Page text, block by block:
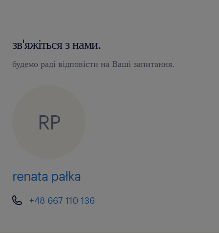
зв'яжіться з нами.
будемо раді відповісти на Ваші запитання.
RP
renata pałka
+48 667 110 136